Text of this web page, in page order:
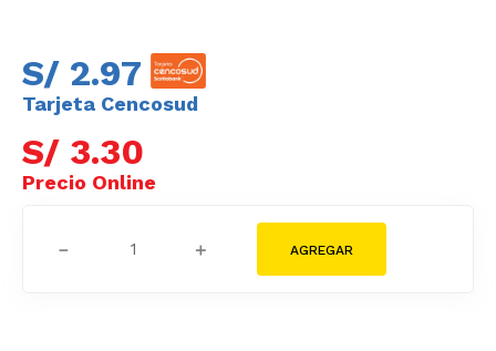
Tarjeta Cencosud
S/ 2.97
S/ 3.30
＋
－